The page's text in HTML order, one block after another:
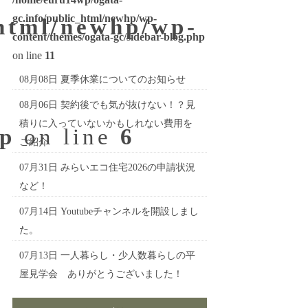
newhp/wp-
on line 6
gc.info/public_html/newhp/wp-
content/themes/ogata-gc/sidebar-blog.php
on line 11
08月08日 夏季休業についてのお知らせ
08月06日 契約後でも気が抜けない！？見
積りに入っていないかもしれない費用を
ご紹介
07月31日 みらいエコ住宅2026の申請状況
など！
07月14日 Youtubeチャンネルを開設しまし
た。
07月13日 一人暮らし・少人数暮らしの平
屋見学会 ありがとうございました！